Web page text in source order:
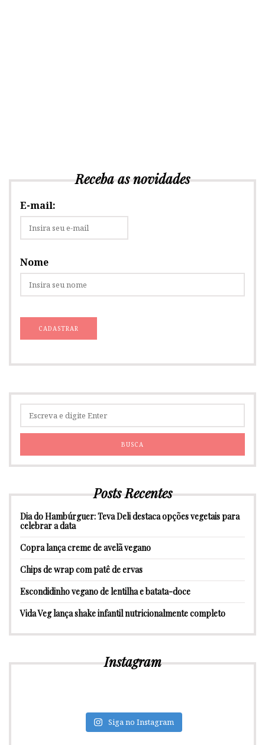
Receba as novidades
E-mail:
Nome
Posts Recentes
Dia do Hambúrguer: Teva Deli destaca opções vegetais para
celebrar a data
Copra lança creme de avelã vegano
Chips de wrap com patê de ervas
Escondidinho vegano de lentilha e batata-doce
Vida Veg lança shake infantil nutricionalmente completo
Instagram
Siga no Instagram